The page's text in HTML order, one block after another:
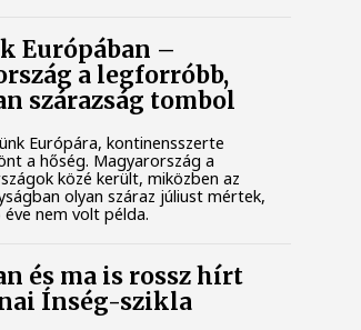
Európában –
a legforróbb,
szárazság tombol
Európára, kontinensszerte
a hőség. Magyarország a
közé került, miközben az
olyan száraz júliust mértek,
éve nem volt példa.
és ma is rossz hírt
Ínség-szikla